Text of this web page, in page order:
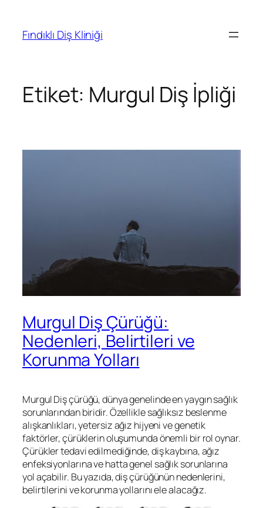
Fındıklı Diş Kliniği
Etiket: Murgul Diş İpliği
Murgul Diş Çürüğü:
Nedenleri, Belirtileri ve
Korunma Yolları
Murgul Diş çürüğü, dünya genelinde en yaygın sağlık
sorunlarından biridir. Özellikle sağlıksız beslenme
alışkanlıkları, yetersiz ağız hijyeni ve genetik
faktörler, çürüklerin oluşumunda önemli bir rol oynar.
Çürükler tedavi edilmediğinde, diş kaybına, ağız
enfeksiyonlarına ve hatta genel sağlık sorunlarına
yol açabilir. Bu yazıda, diş çürüğünün nedenlerini,
belirtilerini ve korunma yollarını ele alacağız.